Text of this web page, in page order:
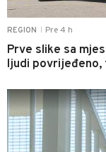
REGION Pre 4 h
Prve slike sa
ljudi